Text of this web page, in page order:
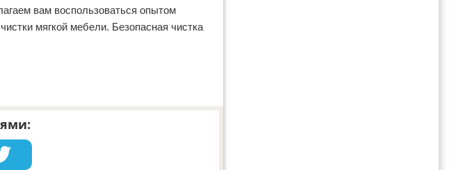
вам воспользоваться опытом
мягкой мебели. Безопасная чистка